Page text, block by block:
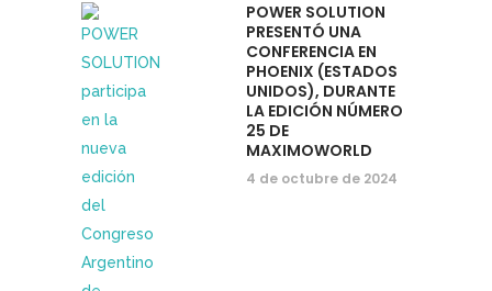
POWER SOLUTION
PRESENTÓ UNA
CONFERENCIA EN
PHOENIX (ESTADOS
UNIDOS), DURANTE
LA EDICIÓN NÚMERO
25 DE
MAXIMOWORLD
4 de octubre de 2024